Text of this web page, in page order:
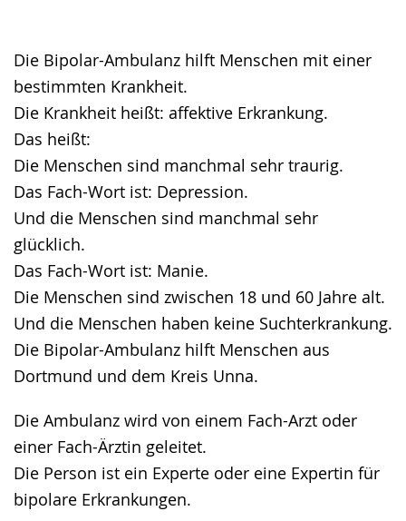
angezeigt.
Die Bipolar-Ambulanz hilft Menschen mit einer
bestimmten Krankheit.
Die Krankheit heißt: affektive Erkrankung.
Das heißt:
Die Menschen sind manchmal sehr traurig.
Das Fach-Wort ist: Depression.
Und die Menschen sind manchmal sehr
glücklich.
Das Fach-Wort ist: Manie.
Die Menschen sind zwischen 18 und 60 Jahre alt.
Und die Menschen haben keine Suchterkrankung.
Die Bipolar-Ambulanz hilft Menschen aus
Dortmund und dem Kreis Unna.
Die Ambulanz wird von einem Fach-Arzt oder
einer Fach-Ärztin geleitet.
Die Person ist ein Experte oder eine Expertin für
bipolare Erkrankungen.